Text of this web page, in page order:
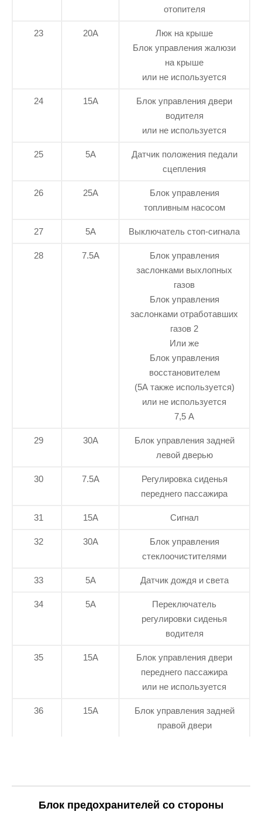
отопителя
23 20А
Люк на крыше
Блок управления жалюзи
на крыше
или не используется
24 15А
Блок управления двери
водителя
или не используется
25 5А
Датчик положения педали
сцепления
26 25А
Блок управления
топливным насосом
27 5А Выключатель стоп-сигнала
28 7.5А
Блок управления
заслонками выхлопных
газов
Блок управления
заслонками отработавших
газов 2
Или же
Блок управления
восстановителем
(5А также используется)
или не используется
7,5 А
29 30А
Блок управления задней
левой дверью
30 7.5А
Регулировка сиденья
переднего пассажира
31 15А Сигнал
32 30А
Блок управления
стеклоочистителями
33 5А Датчик дождя и света
34 5А
Переключатель
регулировки сиденья
водителя
35 15А
Блок управления двери
переднего пассажира
или не используется
36 15А
Блок управления задней
правой двери
Блок предохранителей со стороны